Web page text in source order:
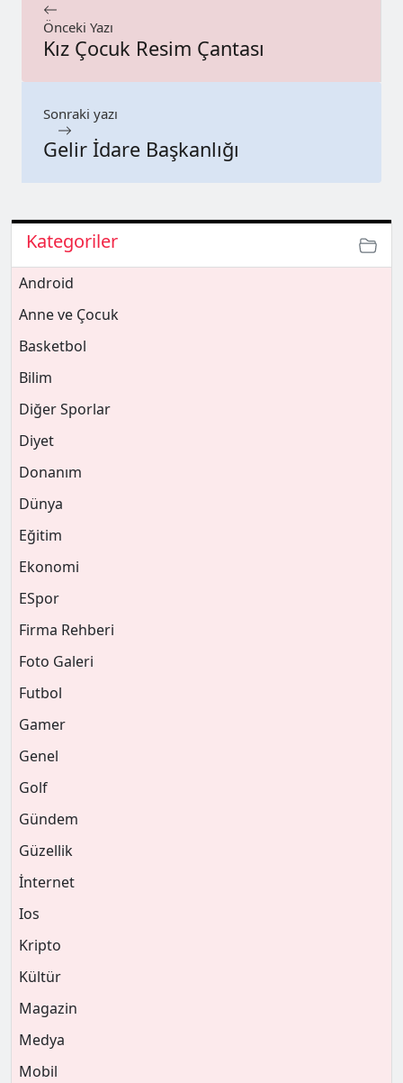
Önceki Yazı
Kız Çocuk Resim Çantası
Sonraki yazı
Gelir İdare Başkanlığı
Kategoriler
Android
Anne ve Çocuk
Basketbol
Bilim
Diğer Sporlar
Diyet
Donanım
Dünya
Eğitim
Ekonomi
ESpor
Firma Rehberi
Foto Galeri
Futbol
Gamer
Genel
Golf
Gündem
Güzellik
İnternet
Ios
Kripto
Kültür
Magazin
Medya
Mobil